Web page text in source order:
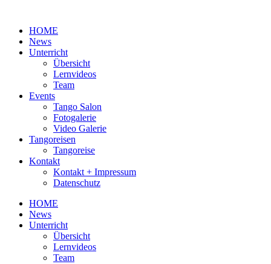
wechselnHOME
News
Unterricht
Übersicht
Lernvideos
Team
Events
Tango Salon
Fotogalerie
Video Galerie
Tangoreisen
Tangoreise
Kontakt
Kontakt + Impressum
Datenschutz
HOME
News
Unterricht
Übersicht
Lernvideos
Team